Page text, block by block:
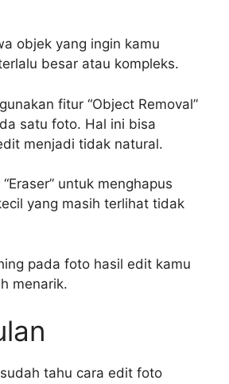
objek yang ingin kamu
besar atau kompleks.
fitur “Object Removal”
satu foto. Hal ini bisa
menjadi tidak natural.
untuk menghapus
yang masih terlihat tidak
pada foto hasil edit kamu
menarik.
tahu cara edit foto